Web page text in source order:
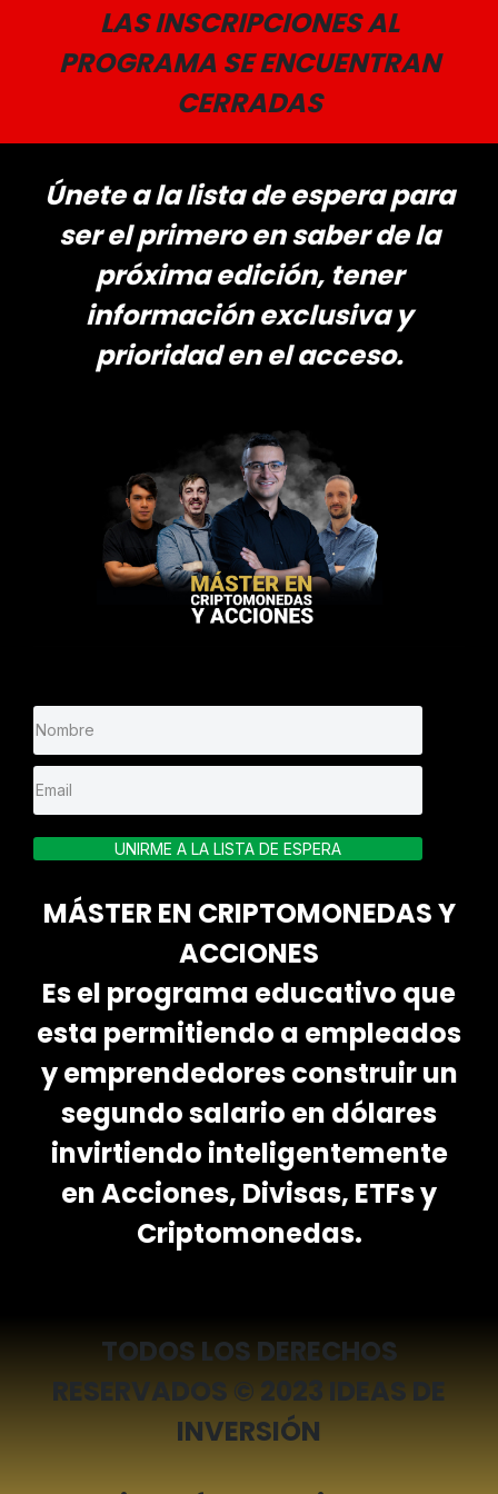
LAS INSCRIPCIONES AL
PROGRAMA SE ENCUENTRAN
CERRADAS
Únete a la lista de espera para
ser el primero en saber de la
próxima edición, tener
información exclusiva y
prioridad en el acceso.
UNIRME A LA LISTA DE ESPERA
MÁSTER EN CRIPTOMONEDAS Y
ACCIONES
Es el programa educativo que
esta permitiendo a empleados
y emprendedores construir un
segundo salario en dólares
invirtiendo inteligentemente
en Acciones, Divisas, ETFs y
Criptomonedas.
TODOS LOS DERECHOS
RESERVADOS © 2023 IDEAS DE
INVERSIÓN